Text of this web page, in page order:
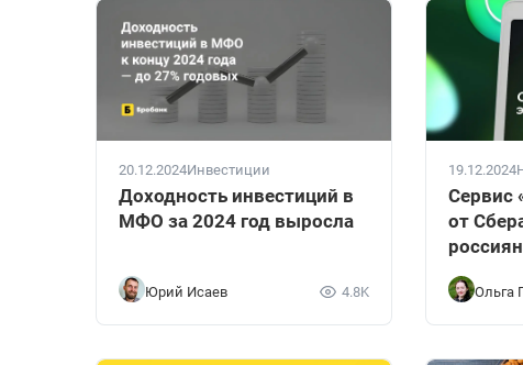
20.12.2024Инвестиции
Доходность инвестиций в
МФО за 2024 год выросла
Юрий Исаев 4.8K
19.12.2024
Сервис
от
Ольга